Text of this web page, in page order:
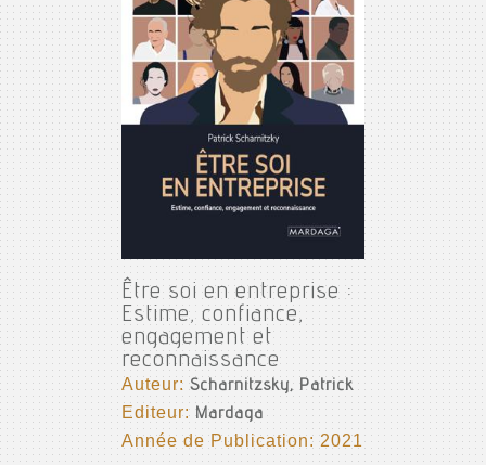
Être soi en entreprise :
Estime, confiance,
engagement et
reconnaissance
Auteur:Scharnitzsky, Patrick
Editeur: Mardaga
Année de Publication: 2021